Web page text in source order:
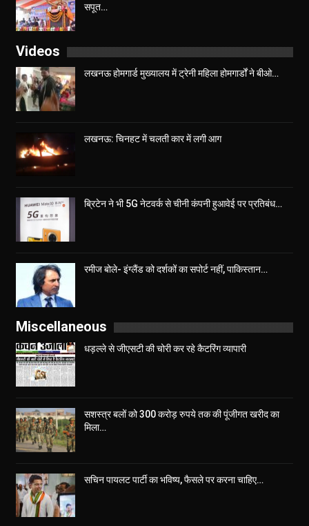
सपूत…
Videos
लखनऊ होमगार्ड मुख्यालय में ट्रेनी महिला होमगार्डों ने बीओ…
लखनऊ: चिनहट में चलती कार में लगी आग
ब्रिटेन ने भी 5G नेटवर्क से चीनी कंपनी हुआवेई पर प्रतिबंध…
रमीज बोले- इंग्लैंड को दर्शकों का सपोर्ट नहीं, पाकिस्तान…
Miscellaneous
धड़ल्ले से जीएसटी की चोरी कर रहे कैटरिंग व्यापारी
सशस्त्र बलों को 300 करोड़ रुपये तक की पूंजीगत खरीद का
मिला…
सचिन पायलट पार्टी का भविष्य, फैसले पर करना चाहिए…